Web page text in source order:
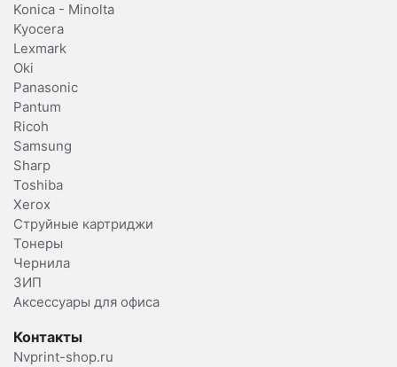
Konica - Minolta
Kyocera
Lexmark
Oki
Panasonic
Pantum
Ricoh
Samsung
Sharp
Toshiba
Xerox
Струйные картриджи
Тонеры
Чернила
ЗИП
Аксессуары для офиса
Контакты
Nvprint-shop.ru